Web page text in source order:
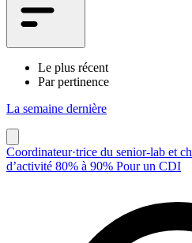
Le plus récent
Par pertinence
La semaine dernière
Coordinateur·trice du senior-lab et
d’activité 80% à 90% Pour un CDI